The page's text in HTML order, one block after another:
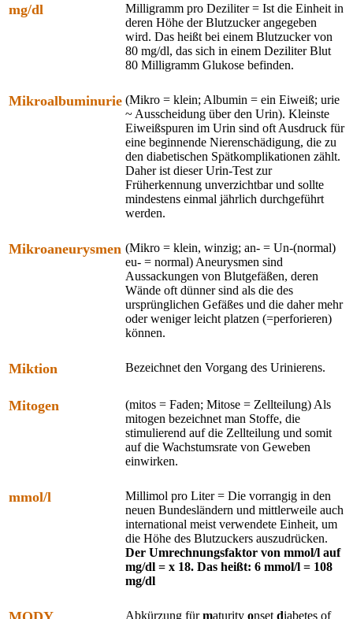
mg/dl
Milligramm pro Deziliter = Ist die Einheit in
deren Höhe der Blutzucker angegeben
wird. Das heißt bei einem Blutzucker von
80 mg/dl, das sich in einem Deziliter Blut
80 Milligramm Glukose befinden.
Mikroalbuminurie (Mikro = klein; Albumin = ein Eiweiß; urie
~ Ausscheidung über den Urin). Kleinste
Eiweißspuren im Urin sind oft Ausdruck für
eine beginnende Nierenschädigung, die zu
den diabetischen Spätkomplikationen zählt.
Daher ist dieser Urin-Test zur
Früherkennung unverzichtbar und sollte
mindestens einmal jährlich durchgeführt
werden.
Mikroaneurysmen (Mikro = klein, winzig; an- = Un-(normal)
eu- = normal) Aneurysmen sind
Aussackungen von Blutgefäßen, deren
Wände oft dünner sind als die des
ursprünglichen Gefäßes und die daher mehr
oder weniger leicht platzen (=perforieren)
können.
Miktion Bezeichnet den Vorgang des Urinierens.
Mitogen
(mitos = Faden; Mitose = Zellteilung) Als
mitogen bezeichnet man Stoffe, die
stimulierend auf die Zellteilung und somit
auf die Wachstumsrate von Geweben
einwirken.
mmol/l
Millimol pro Liter = Die vorrangig in den
neuen Bundesländern und mittlerweile auch
international meist verwendete Einheit, um
die Höhe des Blutzuckers auszudrücken.
Der Umrechnungsfaktor von mmol/l auf
mg/dl = x 18. Das heißt: 6 mmol/l = 108
mg/dl
Abkürzung fürmaturity onset diabetes of